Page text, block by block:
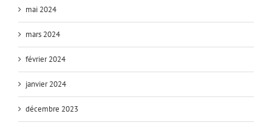
mai 2024
mars 2024
février 2024
janvier 2024
décembre 2023